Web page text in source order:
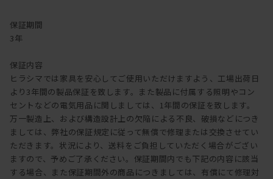
保証期間
3年
保証内容
ヒラシマでは家具を安心してご使用いただけますよう、工場出荷日
より3年間の製品保証を致します。また製品に付属する照明やコン
セントなどの電気用品に関しましては、1年間の保証を致します。
万一製造上、および構造設計上の欠陥による不良、破損などにつき
ましては、弊社の保証規定に従って無償で修理または交換させてい
ただきます。状況により、送料をご負担していただく場合がござい
ますので、予めご了承ください。保証期間内でも下記の内容に該当
する場合、また保証期間外の商品につきましては、有償にて修理対